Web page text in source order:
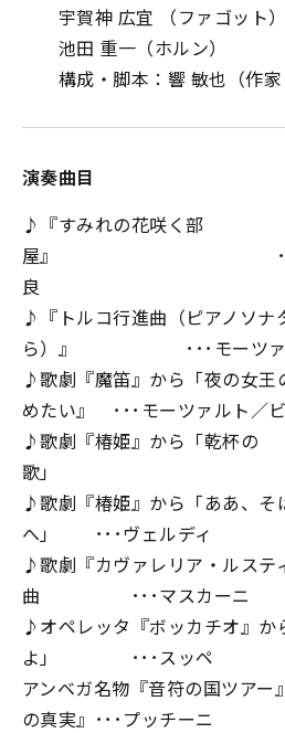
宇賀神 広宜 （ファゴット）
池田 重一（ホルン）
構成・脚本：響 敏也（作家
演奏曲目
♪『すみれの花咲く部
屋』 ･･･Ｆ.デ
良
♪『トルコ行進曲（ピアノソナ
ら）』 ･･･モーツァ
♪歌劇『魔笛』から「夜の女王
めたい』 ･･･モーツァルト／
♪歌劇『椿姫』から「乾杯の
歌」 ･･･ヴ
♪歌劇『椿姫』から「ああ、そ
へ」 ･･･ヴェルディ
♪歌劇『カヴァレリア・ルステ
曲 ･･･マスカーニ
♪オペレッタ『ボッカチオ』か
よ」 ･･･スッペ
アンベガ名物『音符の国ツアー
の真実』･･･プッチーニ